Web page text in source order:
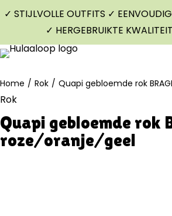
✓ STIJLVOLLE OUTFITS ✓
✓ HERGEBRUIKTE
Home / Rok / Quapi gebloemde rok
Rok
Quapi gebloemde rok
roze/oranje/geel